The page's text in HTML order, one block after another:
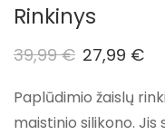
Rinkinys
39,99€ 27,99 €
Paplūdimio žaislų
maistinio silikono.